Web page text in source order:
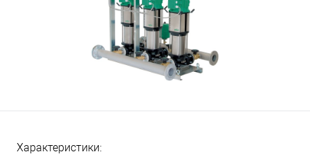
Характеристики: